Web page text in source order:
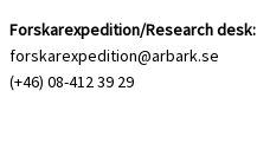
Forskarexpedition/Research desk:
forskarexpedition@arbark.se
(+46) 08-412 39 29